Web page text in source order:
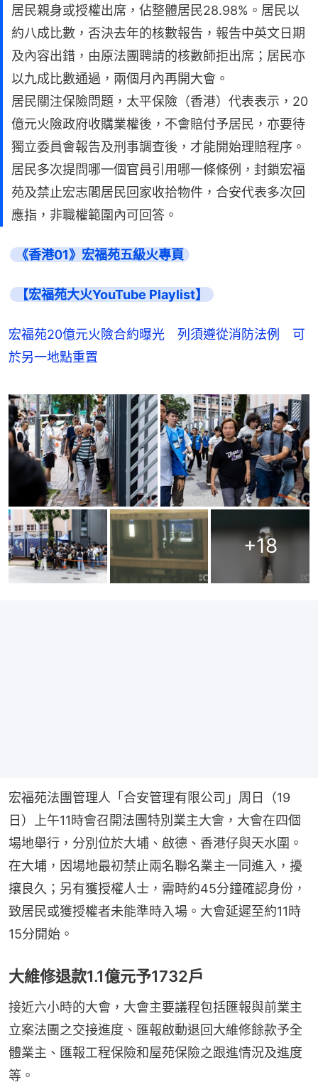
居民親身或授權出席，佔整體居民28.98%。居民以
約八成比數，否決去年的核數報告，報告中英文日期
及內容出錯，由原法團聘請的核數師拒出席；居民亦
以九成比數通過，兩個月內再開大會。
居民關注保險問題，太平保險（香港）代表表示，20
億元火險政府收購業權後，不會賠付予居民，亦要待
獨立委員會報告及刑事調查後，才能開始理賠程序。
居民多次提問哪一個官員引用哪一條條例，封鎖宏福
苑及禁止宏志閣居民回家收拾物件，合安代表多次回
應指，非職權範圍內可回答。
《香港01》宏福苑五級火專頁
【宏福苑大火YouTube Playlist】
宏福苑20億元火險合約曝光 列須遵從消防法例 可
於另一地點重置
+18
宏福苑法團管理人「合安管理有限公司」周日（19
日）上午11時會召開法團特別業主大會，大會在四個
場地舉行，分別位於大埔、啟德、香港仔與天水圍。
在大埔，因場地最初禁止兩名聯名業主一同進入，擾
攘良久；另有獲授權人士，需時約45分鐘確認身份，
致居民或獲授權者未能準時入場。大會延遲至約11時
15分開始。
大維修退款1.1億元予1732戶
接近六小時的大會，大會主要議程包括匯報與前業主
立案法團之交接進度、匯報啟動退回大維修餘款予全
體業主、匯報工程保險和屋苑保險之跟進情況及進度
等。